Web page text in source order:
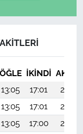
ÖĞLE İKINDI
13:05 17:01
20:24
13:05 17:01
20:23
13:05 17:00
20:22